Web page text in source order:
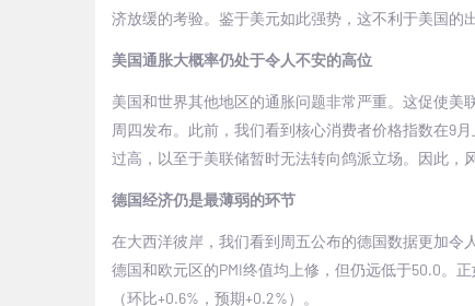
济放缓的考验。鉴于美元如此强势，这不利于美国的
美国通胀大概率仍处于令人不安的高位
美国和世界其他地区的通胀问题非常严重。这促使
周四发布。此前，我们看到核心消费者价格指数在9
过高，以至于美联储暂时无法转向鸽派立场。因此，
德国经济仍是最薄弱的环节
在大西洋彼岸，我们看到周五公布的德国数据更加令
德国和欧元区的PMI终值均上修，但仍远低于50.0。
（环比+0.6% ，预期+0.2%）。